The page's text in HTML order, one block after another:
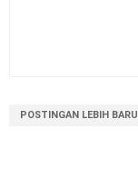
POSTINGAN LEBIH BARU